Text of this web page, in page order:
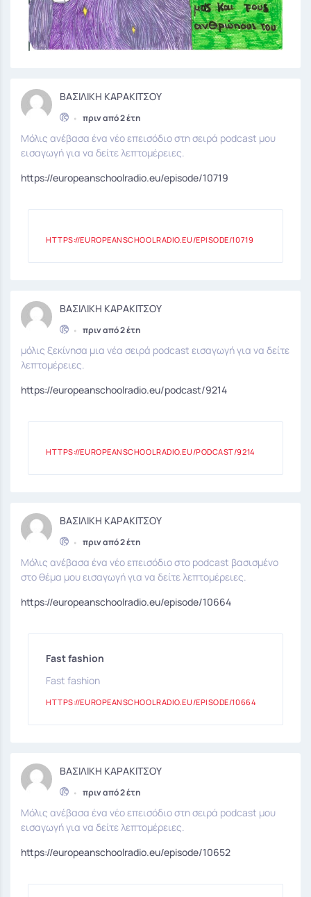
ΒΑΣΙΛΙΚΗ ΚΑΡΑΚΙΤΣΟΥ
• πριν από 2 έτη
Μόλις ανέβασα ένα νέο επεισόδιο στη σειρά podcast μου
εισαγωγή για να δείτε λεπτομέρειες.
https://europeanschoolradio.eu/episode/10719
HTTPS://EUROPEANSCHOOLRADIO.EU/EPISODE/10719
ΒΑΣΙΛΙΚΗ ΚΑΡΑΚΙΤΣΟΥ
• πριν από 2 έτη
μόλις ξεκίνησα μια νέα σειρά podcast εισαγωγή για να δείτε
λεπτομέρειες.
https://europeanschoolradio.eu/podcast/9214
HTTPS://EUROPEANSCHOOLRADIO.EU/PODCAST/9214
ΒΑΣΙΛΙΚΗ ΚΑΡΑΚΙΤΣΟΥ
• πριν από 2 έτη
Μόλις ανέβασα ένα νέο επεισόδιο στο podcast βασισμένο
στο θέμα μου εισαγωγή για να δείτε λεπτομέρειες.
https://europeanschoolradio.eu/episode/10664
Fast fashion
Fast fashion
HTTPS://EUROPEANSCHOOLRADIO.EU/EPISODE/10664
ΒΑΣΙΛΙΚΗ ΚΑΡΑΚΙΤΣΟΥ
• πριν από 2 έτη
Μόλις ανέβασα ένα νέο επεισόδιο στη σειρά podcast μου
εισαγωγή για να δείτε λεπτομέρειες.
https://europeanschoolradio.eu/episode/10652